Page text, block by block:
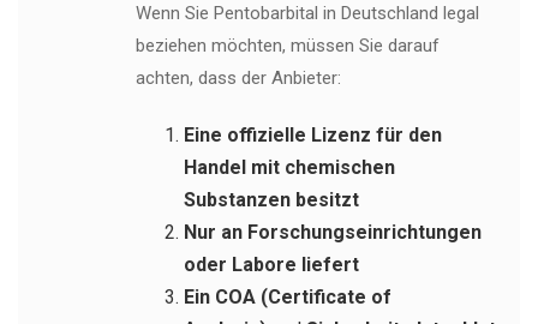
Wenn Sie Pentobarbital in Deutschland legal
beziehen möchten, müssen Sie darauf
achten, dass der Anbieter:
Eine offizielle Lizenz für den
Handel mit chemischen
Substanzen besitzt
Nur an Forschungseinrichtungen
oder Labore liefert
Ein COA (Certificate of